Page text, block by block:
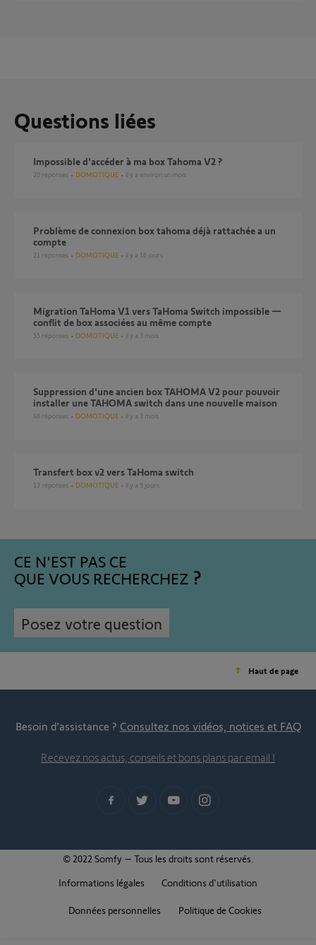
Questions liées
Impossible d'accéder à ma box Tahoma V2 ?
20 réponses DOMOTIQUE il y a environ un mois
Problème de connexion box tahoma déjà rattachée a un
compte
21 réponses DOMOTIQUE il y a 16 jours
Migration TaHoma V1 vers TaHoma Switch impossible —
conflit de box associées au même compte
55 réponses DOMOTIQUE il y a 3 mois
Suppression d'une ancien box TAHOMA V2 pour pouvoir
installer une TAHOMA switch dans une nouvelle maison
48 réponses DOMOTIQUE il y a 3 mois
Transfert box v2 vers TaHoma switch
13 réponses DOMOTIQUE il y a 9 jours
CE N'EST PAS CE
QUE VOUS RECHERCHEZ
Posez votre question
Haut de page
Besoin d’assistance ? Consultez nos vidéos, notices et FAQ
Recevez nos actus, conseils et bons plans par email !
© 2022 Somfy – Tous les droits sont réservés.
Informations légales
Conditions d'utilisation
Données personnelles Politique de Cookies